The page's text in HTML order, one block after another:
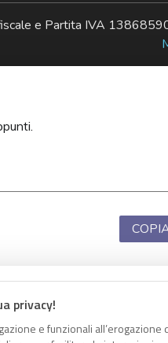
privacy!
e funzionali
e Partita IVA